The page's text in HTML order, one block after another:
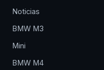
Noticias
BMW M3
Mini
BMW M4